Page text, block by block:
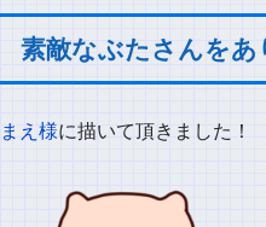
素敵なぶたさんをあ
まえ様に描いて頂きました！